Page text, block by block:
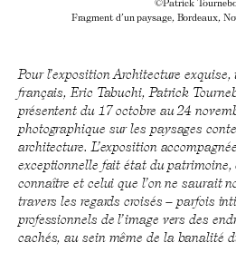
Fragment d’un paysage, Bordeaux,
Pour l’exposition Architecture
français, Eric Tabuchi, Patrick
présentent du 17 octobre au 24
photographique sur les paysages
architecture. L’exposition
exceptionnelle fait état du patrimoine,
connaître et celui que l’on ne saurait
travers les regards croisés – parfois
professionnels de l’image vers des
cachés, au sein même de la banalité